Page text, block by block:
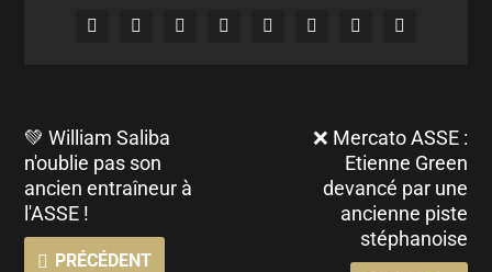
💚 William Saliba
n'oublie pas son
ancien entraîneur à
l'ASSE !
PRÉCÉDENT
❌ Mercato ASSE :
Etienne Green
devancé par une
ancienne piste
stéphanoise